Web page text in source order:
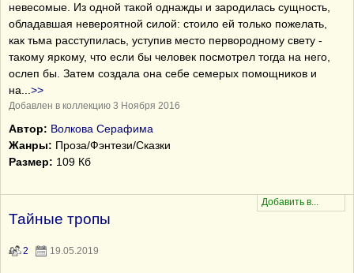
невесомые. Из одной такой однажды и зародилась сущность,
обладавшая невероятной силой: стоило ей только пожелать,
как тьма расступилась, уступив место первородному свету -
такому яркому, что если бы человек посмотрел тогда на него,
ослеп бы. Затем создала она себе семерых помощников и
на
>>
Добавлен в коллекцию 3 Ноября 2016
Автор: Волкова Серафима
Жанры: Проза/Фэнтези/Сказки
Размер: 109 Кб
Тайные тропы
2 19.05.2019